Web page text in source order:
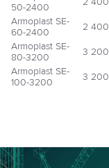
50-2400
Armoplast SE-
60-2400
2 400
Armoplast SE-
80-3200
3 200
Armoplast SE-
100-3200
3 200